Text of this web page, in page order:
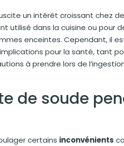
un intérêt croissant chez
utilisé dans la cuisine ou pour
enceintes. Cependant, il
pour la santé, tant
à prendre lors de
de soude
certains inconvénients